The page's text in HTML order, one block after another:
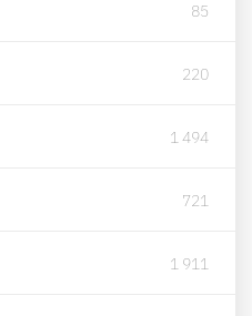
85
220
1 494
721
1 911